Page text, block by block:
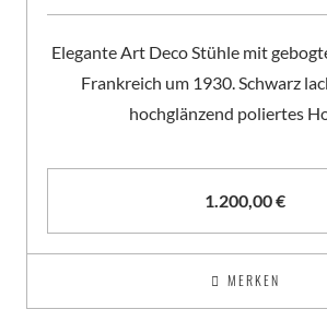
Elegante Art Deco Stühle mit
Frankreich um 1930. Schwarz
hochglänzend poliertes
1.200,00€
MERKEN